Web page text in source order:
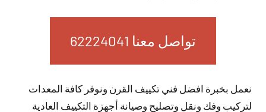
تواصل معنا 62224041
نعمل بخبرة افضل فني تكييف القرن ونوفر كافة المعدات
لتركيب وفك ونقل وتصليح وصيانة أجهزة التكييف العادية